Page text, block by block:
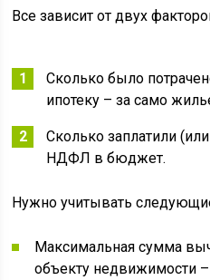
Все зависит от двух
Сколько было
ипотеку – за само
Сколько заплатили
НДФЛ в бюджет.
Нужно учитывать
Максимальная сумма
объекту недвижимости